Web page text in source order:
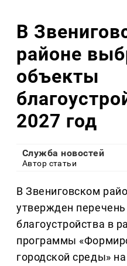
В
районе
объекты
2027 год
Служба новостей
Автор статьи
В Звениговском
утвержден
благоустройства в
программы
городской среды»